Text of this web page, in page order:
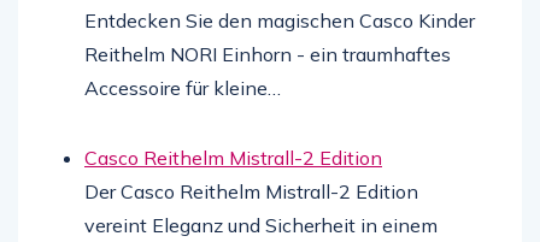
Entdecken Sie den magischen Casco Kinder
Reithelm NORI Einhorn - ein traumhaftes
Accessoire für kleine…
Casco Reithelm Mistrall-2 Edition
Der Casco Reithelm Mistrall-2 Edition
vereint Eleganz und Sicherheit in einem